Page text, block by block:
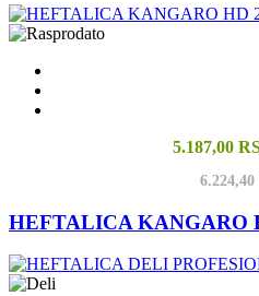
5.187,00
6.224,40
HEFTALICA KANGARO